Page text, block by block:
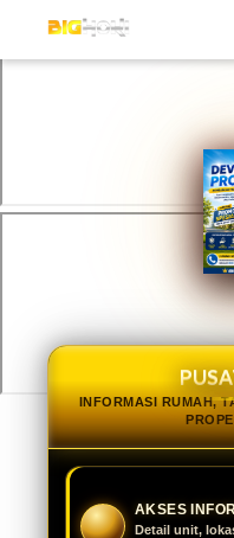
INFORMASI RUMAH,
AKSES
Detail unit,